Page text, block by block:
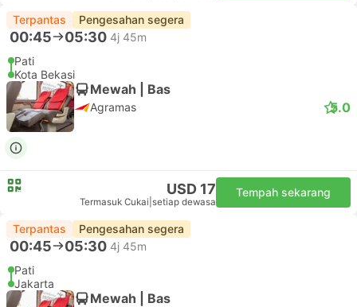
Terpantas Pengesahan segera
00:45 05:30 4j 45m
Pati
Kota Bekasi
Mewah | Bas
Agramas 5.0
USD 17
Termasuk Cukai setiap dewasa
Tempah sekarang
Terpantas Pengesahan segera
00:45 05:30 4j 45m
Pati
Jakarta
Mewah | Bas